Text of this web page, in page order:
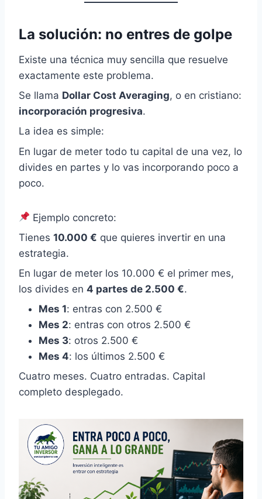
La solución: no entres de golpe
Existe una técnica muy sencilla que resuelve
exactamente este problema.
Se llama Dollar Cost Averaging, o en cristiano:
incorporación progresiva.
La idea es simple:
En lugar de meter todo tu capital de una vez, lo
divides en partes y lo vas incorporando poco a
poco.
Ejemplo concreto:
Tienes 10.000 € que quieres invertir en una
estrategia.
En lugar de meter los 10.000 € el primer mes,
los divides en 4 partes de 2.500 €.
Mes 1: entras con 2.500 €
Mes 2: entras con otros 2.500 €
Mes 3: otros 2.500 €
Mes 4: los últimos 2.500 €
Cuatro meses. Cuatro entradas. Capital
completo desplegado.